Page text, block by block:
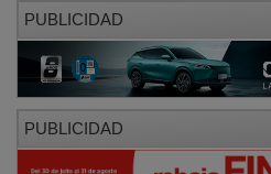
PUBLICIDAD
PUBLICIDAD